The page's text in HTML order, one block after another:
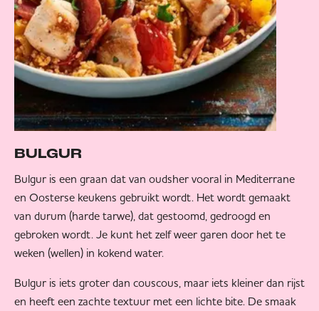
BULGUR
Bulgur is een graan dat van oudsher vooral in Mediterrane
en Oosterse keukens gebruikt wordt. Het wordt gemaakt
van durum (harde tarwe), dat gestoomd, gedroogd en
gebroken wordt. Je kunt het zelf weer garen door het te
weken (wellen) in kokend water.
Bulgur is iets groter dan couscous, maar iets kleiner dan rijst
en heeft een zachte textuur met een lichte bite. De smaak